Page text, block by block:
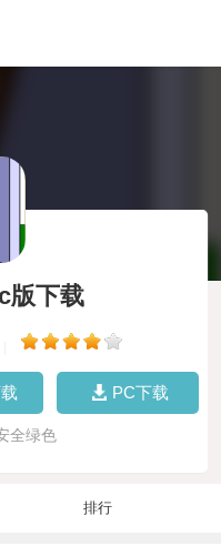
版下载
PC下载
全绿色
排行